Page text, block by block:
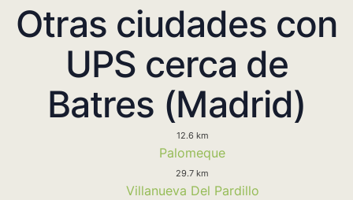
Otras ciudades con
UPS cerca de
Batres (Madrid)
12.6 km
Palomeque
29.7 km
Villanueva Del Pardillo